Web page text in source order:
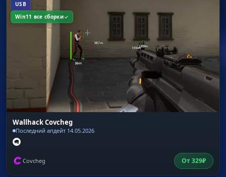
USB
Win11 все сборки
Wallhack Covcheg
Последний апдейт 14.05.2026
Covcheg От329₽